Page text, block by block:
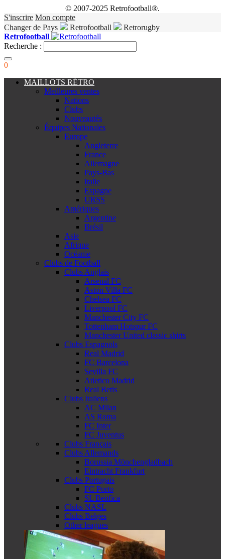
© 2007-2025 Retrofootball®.
S'inscrire Mon compte
Changer de Pays
Retrofootball
Retrorugby
Retrofootball
Recherche :
0
MAILLOTS RÉTRO
Meilleures ventes
Nations
Clubs
Nouveautés
Équipes Nationales
Europe
Angleterre
France
Allemagne
Pays-Bas
Italie
Espagne
URSS
Amériques
Argentine
Brésil
Asie
Afrique
Océanie
Clubs de Football
Clubs Anglais
Arsenal FC
Aston Villa FC
Chelsea FC
Liverpool FC
Manchester City FC
Tottenham Hotspur FC
Manchester United classic shirts
Clubs Espagnols
Real Madrid
FC Barcelona
Sevilla FC
Atletico Madrid
Real Betis
Clubs Italiens
AC Milan
AS Roma
FC Inter
FC Juventus
Clubs Français
Clubs Allemands
Borussia Mönchengladbach
Eintracht Frankfurt
Clubs Portugais
FC Porto
SL Benfica
Clubs NASL
Clubs Belges
Other leagues